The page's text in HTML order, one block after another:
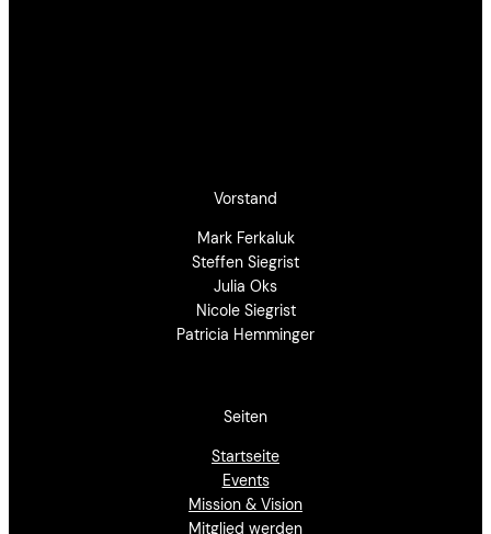
Vorstand
Mark Ferkaluk
Steffen Siegrist
Julia Oks
Nicole Siegrist
Patricia Hemminger
Seiten
Startseite
Events
Mission & Vision
Mitglied werden